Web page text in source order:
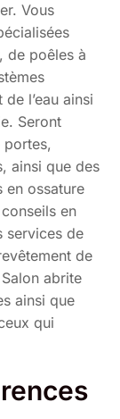
Vous
de poêles à
l’eau ainsi
Seront
ainsi que des
en ossature
en
services de
de
abrite
ainsi que
qui